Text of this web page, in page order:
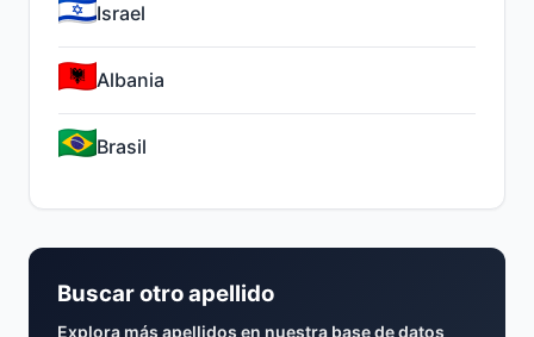
Israel
Albania
Brasil
Buscar otro apellido
Explora más apellidos en nuestra base de datos